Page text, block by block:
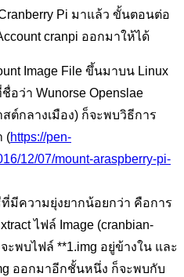
Pi มาแล้ว ขั้นตอนต่อ
cranpi ออกมาให้ได้
Image File ขึ้นมาบน Linux
อว่า Wunorse Openslae
ต์กลางเมือง) ก็จะพบวิธีการ
(https://pen-
12/07/mount-araspberry-pi-
มีความยุ่งยากน้อยกว่า คือการ
ไฟล์ Image (cranbian-
ะพบไฟล์ **1.img อยู่ข้างใน และ
ออกมาอีกชั้นหนึ่ง ก็จะพบกับ